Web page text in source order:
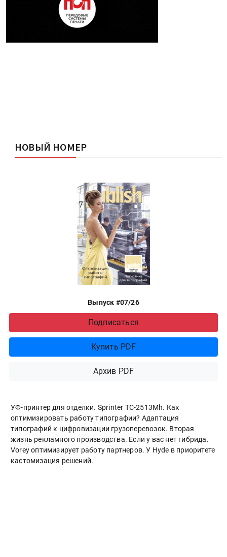
НОВЫЙ НОМЕР
Выпуск #07/26
Подписаться
Купить PDF
Архив PDF
УФ-принтер для отделки. Sprinter ТС-2513Mh. Как
оптимизировать работу типографии? Адаптация
типографий к цифровизации грузоперевозок. Вторая
жизнь рекламного производства. Если у вас нет гибрида.
Vorey оптимизирует работу партнеров. У Hyde в приоритете
кастомизация решений.